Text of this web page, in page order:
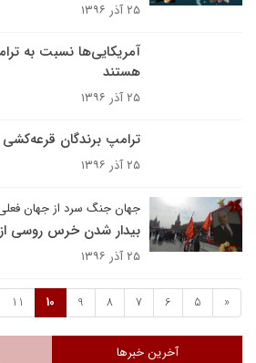
۲۵ آذر ۱۳۹۶
آمریکایی‌ها نسبت به
هستند
۲۵ آذر ۱۳۹۶
ترامپ برندگان قرعه‌کشی
۲۵ آذر ۱۳۹۶
جهان جنگ سرد از جهان
بیدار شدن خرس روسی
۲۵ آذر ۱۳۹۶
«
5
6
7
8
9
10
11
آخرین خبرها